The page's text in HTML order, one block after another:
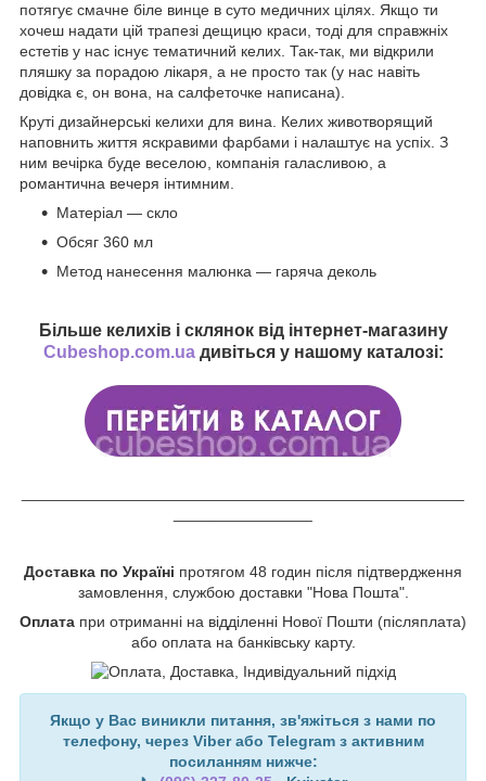
потягує смачне біле винце в суто медичних цілях. Якщо ти
хочеш надати цій трапезі дещицю краси, тоді для справжніх
естетів у нас існує тематичний келих. Так-так, ми відкрили
пляшку за порадою лікаря, а не просто так (у нас навіть
довідка є, он вона, на салфеточке написана).
Круті дизайнерські келихи для вина. Келих животворящий
наповнить життя яскравими фарбами і налаштує на успіх. З
ним вечірка буде веселою, компанія галасливою, а
романтична вечеря інтимним.
Матеріал — скло
Обсяг 360 мл
Метод нанесення малюнка — гаряча деколь
Більше келихів і склянок від інтернет-магазину
Cubeshop.com.uaдивіться у нашому каталозі:
Доставка по Україні протягом 48 годин після підтвердження
замовлення, службою доставки "Нова Пошта".
Оплата при отриманні на відділенні Нової Пошти (післяплата)
або оплата на банківську карту.
Якщо у Вас виникли питання, зв'яжіться з нами по
телефону, через Viber або Telegram з активним
посиланням нижче: